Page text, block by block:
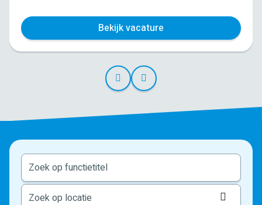
Bekijk vacature